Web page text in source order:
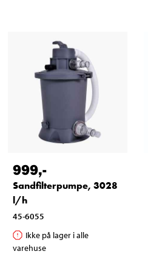
999,-
Sandfilterpumpe, 3028
l/h
45-6055
Ikke på lager i alle
varehuse